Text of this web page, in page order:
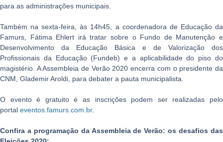
para as administrações municipais.
Também na sexta-feira, às 14h45, a coordenadora de Educação da
Famurs, Fátima Ehlert irá tratar sobre o Fundo de Manutenção e
Desenvolvimento da Educação Básica e de Valorização dos
Profissionais da Educação (Fundeb) e a aplicabilidade do piso do
magistério. A Assembleia de Verão 2020 encerra com o presidente da
CNM, Glademir Aroldi, para debater a pauta municipalista.
O evento é gratuito é as inscrições podem ser realizadas pelo
portal eventos.famurs.com.br.
Confira a programação da Assembleia de Verão: os desafios das